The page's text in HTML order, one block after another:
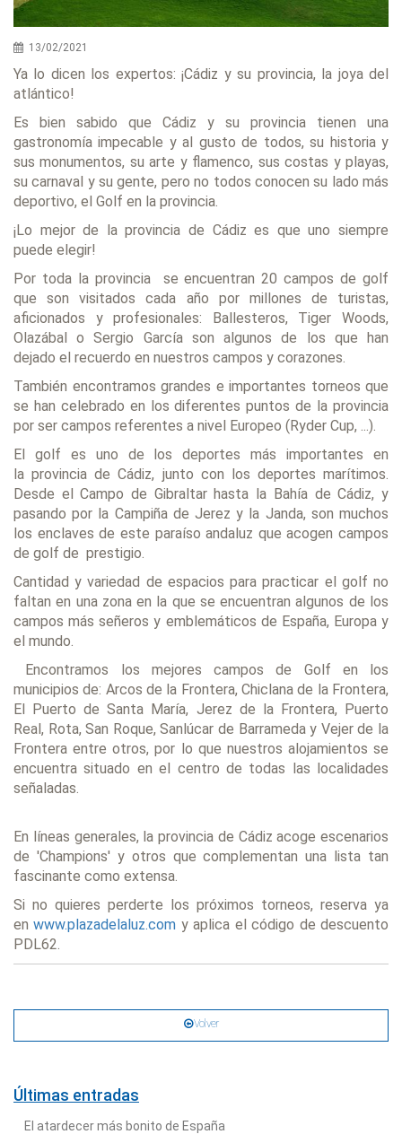
13/02/2021
Ya lo dicen los expertos: ¡Cádiz y su provincia, la joya del
atlántico!
Es bien sabido que Cádiz y su provincia tienen una
gastronomía impecable y al gusto de todos, su historia y
sus monumentos, su arte y flamenco, sus costas y playas,
su carnaval y su gente, pero no todos conocen su lado más
deportivo, el Golf en la provincia.
¡Lo mejor de la provincia de Cádiz es que uno siempre
puede elegir!
Por toda la provincia se encuentran 20 campos de golf
que son visitados cada año por millones de turistas,
aficionados y profesionales: Ballesteros, Tiger Woods,
Olazábal o Sergio García son algunos de los que han
dejado el recuerdo en nuestros campos y corazones.
También encontramos grandes e importantes torneos que
se han celebrado en los diferentes puntos de la provincia
por ser campos referentes a nivel Europeo (Ryder Cup, ...).
El golf es uno de los deportes más importantes en
la provincia de Cádiz, junto con los deportes marítimos.
Desde el Campo de Gibraltar hasta la Bahía de Cádiz, y
pasando por la Campiña de Jerez y la Janda, son muchos
los enclaves de este paraíso andaluz que acogen campos
de golf de prestigio.
Cantidad y variedad de espacios para practicar el golf no
faltan en una zona en la que se encuentran algunos de los
campos más señeros y emblemáticos de España, Europa y
el mundo.
Encontramos los mejores campos de Golf en los
municipios de: Arcos de la Frontera, Chiclana de la Frontera,
El Puerto de Santa María, Jerez de la Frontera, Puerto
Real, Rota, San Roque, Sanlúcar de Barrameda y Vejer de la
Frontera entre otros, por lo que nuestros alojamientos se
encuentra situado en el centro de todas las localidades
señaladas.
En líneas generales, la provincia de Cádiz acoge escenarios
de 'Champions' y otros que complementan una lista tan
fascinante como extensa.
Si no quieres perderte los próximos torneos, reserva ya
enwww.plazadelaluz.com y aplica el código de descuento
PDL62.
Volver
Últimas entradas
El atardecer más bonito de España